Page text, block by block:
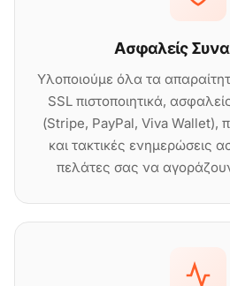
Ασφαλείς
Υλοποιούμε όλα τα
SSL πιστοποιητικά,
(Stripe, PayPal, Viva Wallet),
και τακτικές ενημερώσεις
πελάτες σας να